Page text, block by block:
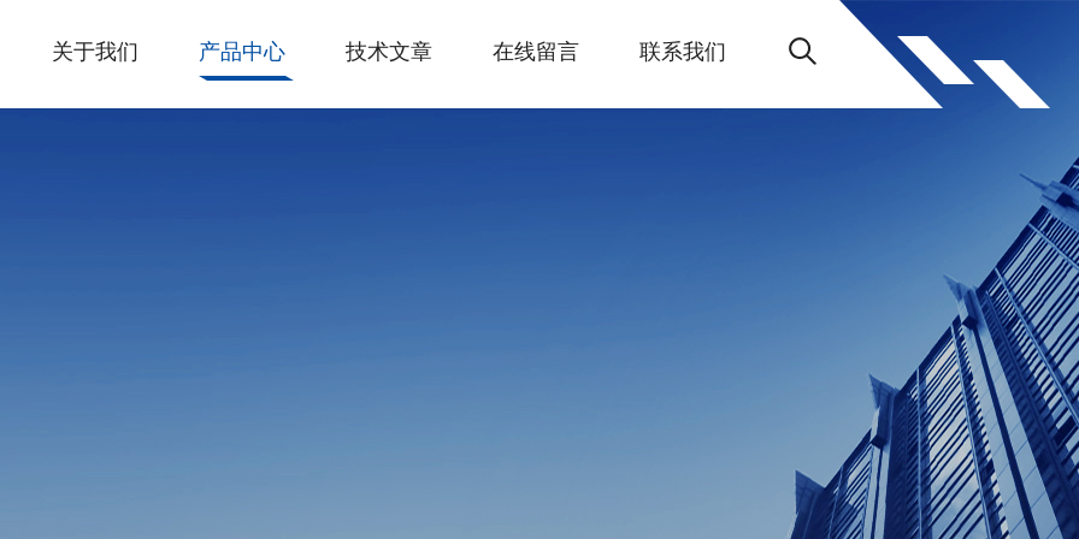
关于我们 产品中心 技术文章 在线留言 联系我们